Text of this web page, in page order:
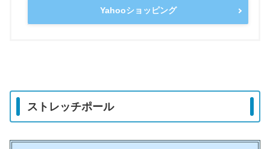
Yahooショッピング
ストレッチポール